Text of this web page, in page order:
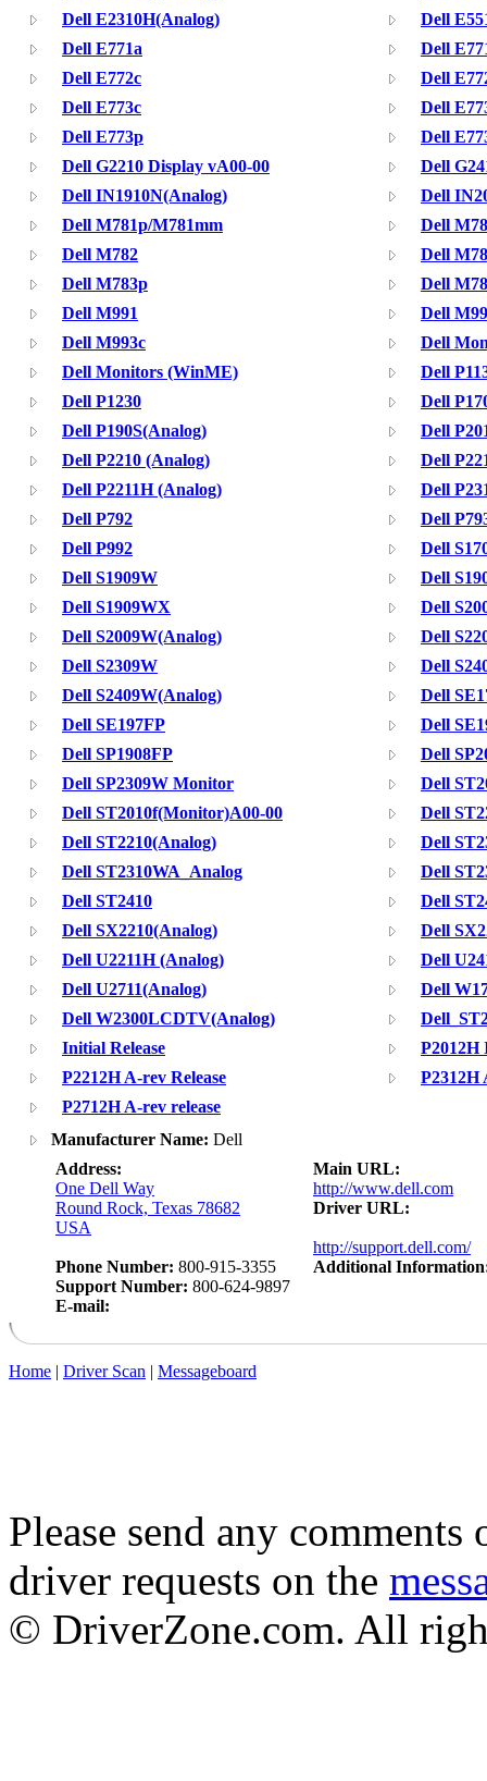
Dell E2310H(Analog)
Dell
Dell E771a
Dell
Dell E772c
Dell
Dell E773c
Dell
Dell E773p
Dell
Dell G2210 Display vA00-00
Dell
Dell IN1910N(Analog)
Dell
Dell M781p/M781mm
Dell
Dell M782
Dell
Dell M783p
Dell
Dell M991
Dell
Dell M993c
Dell
Dell Monitors (WinME)
Dell
Dell P1230
Dell
Dell P190S(Analog)
Dell
Dell P2210 (Analog)
Dell
Dell P2211H (Analog)
Dell
Dell P792
Dell
Dell P992
Dell
Dell S1909W
Dell
Dell S1909WX
Dell
Dell S2009W(Analog)
Dell
Dell S2309W
Dell
Dell S2409W(Analog)
Dell
Dell SE197FP
Dell
Dell SP1908FP
Dell
Dell SP2309W Monitor
Dell
Dell ST2010f(Monitor)A00-00
Dell
Dell ST2210(Analog)
Dell
Dell ST2310WA_Analog
Dell
Dell ST2410
Dell
Dell SX2210(Analog)
Dell
Dell U2211H (Analog)
Dell
Dell U2711(Analog)
Dell
Dell W2300LCDTV(Analog)
Initial Release
P2012H
P2212H A-rev Release
P2312H
P2712H A-rev release
Manufacturer Name: Dell
Address:
One Dell Way
Round Rock, Texas 78682
USA
Phone Number: 800-915-3355
Support Number: 800-624-9897
E-mail:
Main URL:
http://www.dell.com
Driver URL:
http://support.dell.com/
Additional
Home | Driver Scan | Messageboard
Please send any
driver requests on the
© DriverZone.com. All